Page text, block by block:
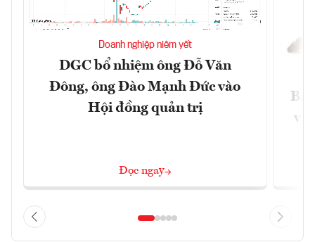
Doanh nghiệp niêm yết
DGC bổ nhiệm ông Đỗ Văn
Đông, ông Đào Mạnh Đức vào
Hội đồng quản trị
Đọc ngay
và